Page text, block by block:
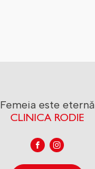
Femeia este eternă
CLINICA RODIE